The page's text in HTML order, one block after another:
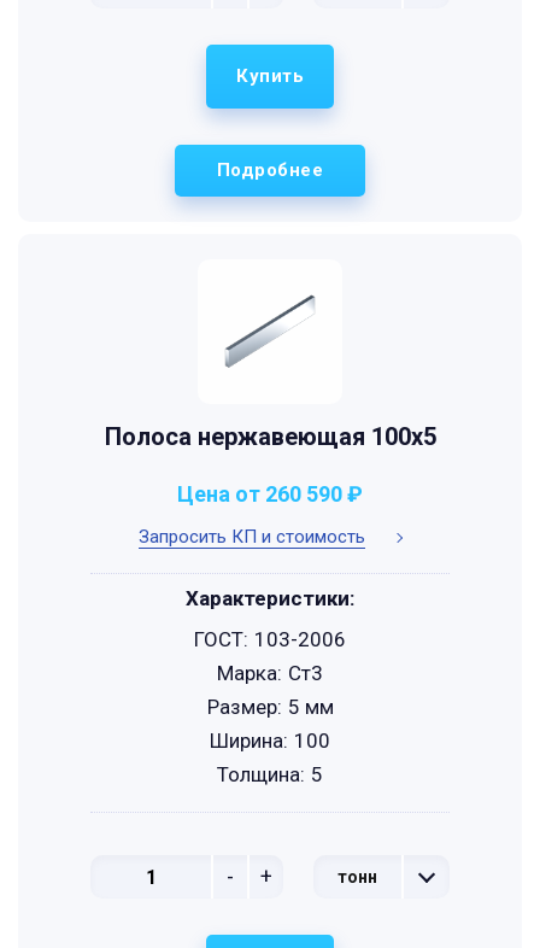
Подробнее
Купить
Полоса нержавеющая 100х5
Запросить КП и стоимость
Цена от 260 590 ₽
- + тонн
Характеристики:
ГОСТ: 103-2006
Марка: Ст3
Размер: 5 мм
Ширина: 100
Толщина: 5